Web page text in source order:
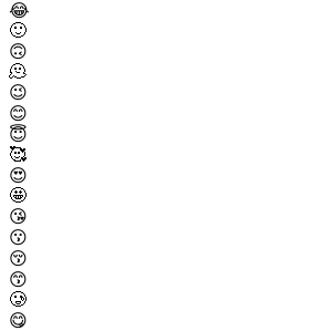
😂
🙂
🙃
🫠
😉
😊
😇
🥰
😍
🤩
😘
😗
😚
😙
🥲
😋